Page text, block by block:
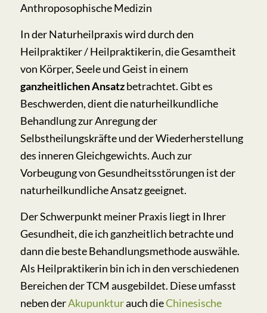
Anthroposophische Medizin
In der Naturheilpraxis wird durch den
Heilpraktiker / Heilpraktikerin, die Gesamtheit
von Körper, Seele und Geist in einem
ganzheitlichen Ansatzbetrachtet. Gibt es
Beschwerden, dient die naturheilkundliche
Behandlung zur Anregung der
Selbstheilungskräfte und der Wiederherstellung
des inneren Gleichgewichts. Auch zur
Vorbeugung von Gesundheitsstörungen ist der
naturheilkundliche Ansatz geeignet.
Der Schwerpunkt meiner Praxis liegt in Ihrer
Gesundheit, die ich ganzheitlich betrachte und
dann die beste Behandlungsmethode auswähle.
Als Heilpraktikerin bin ich in den verschiedenen
Bereichen der TCM ausgebildet. Diese umfasst
neben derAkupunkturauch dieChinesische